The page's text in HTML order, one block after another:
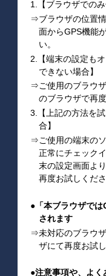
1.【ブラウザでの
⇒ブラウザの位置
面からGPS機能
い。
2.【端末の設定も
できない場合】
⇒ご使用のブラウ
のブラウザで再
3.【上記の方法を
合】
⇒ご使用の端末の
正常にチェック
末の設定画面よ
再度お試しくださ
●「本ブラウザで
されます
⇒未対応のブラウ
ザにて再度お試し
●注意事項や、よ